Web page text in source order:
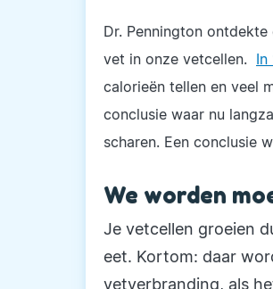
Dr. Pennington
vet in onze vetcellen. In
calorieën tellen en veel
conclusie waar nu
scharen. Een conclusie
We worden
Je vetcellen groeien
eet. Kortom: daar
vetverbranding, als